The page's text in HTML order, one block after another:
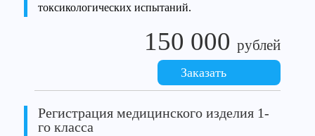
токсикологических испытаний.
150 000 рублей
Заказать
Регистрация медицинского изделия 1-
го класса